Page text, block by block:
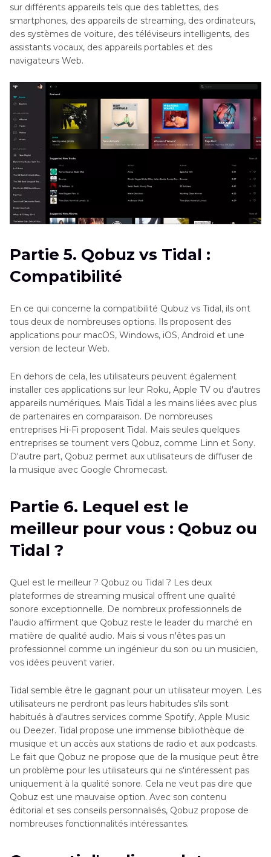
sur différents appareils tels que des tablettes, des
smartphones, des appareils de streaming, des ordinateurs,
des systèmes de voiture, des téléviseurs intelligents, des
assistants vocaux, des appareils portables et des
navigateurs Web.
Partie 5. Qobuz vs Tidal :
Compatibilité
En ce qui concerne la compatibilité Qubuz vs Tidal, ils ont
tous deux de nombreuses options. Ils proposent des
applications pour macOS, Windows, iOS, Android et une
version de lecteur Web.
En dehors de cela, les utilisateurs peuvent également
installer ces applications sur leur Roku, Apple TV ou d'autres
appareils numériques. Mais Tidal a les mains liées avec plus
de partenaires en comparaison. De nombreuses
entreprises Hi-Fi proposent Tidal. Mais seules quelques
entreprises se tournent vers Qobuz, comme Linn et Sony.
D'autre part, Qobuz permet aux utilisateurs de diffuser de
la musique avec Google Chromecast.
Partie 6. Lequel est le
meilleur pour vous : Qobuz ou
Tidal ?
Quel est le meilleur ? Qobuz ou Tidal ? Les deux
plateformes de streaming musical offrent une qualité
sonore exceptionnelle. De nombreux professionnels de
l'audio affirment que Qobuz reste le leader du marché en
matière de qualité audio. Mais si vous n'êtes pas un
professionnel comme un ingénieur du son ou un musicien,
vos idées peuvent varier.
Tidal semble être le gagnant pour un utilisateur moyen. Les
utilisateurs ne perdront pas leurs habitudes s'ils sont
habitués à d'autres services comme Spotify, Apple Music
ou Deezer. Tidal propose une immense bibliothèque de
musique et un accès aux stations de radio et aux podcasts.
Le fait que Qobuz ne propose que de la musique peut être
un problème pour les utilisateurs qui ne s'intéressent pas
uniquement à la qualité sonore. Cela ne veut pas dire que
Qobuz est une mauvaise option. Avec son contenu
éditorial et ses conseils personnalisés, Qobuz propose de
nombreuses fonctionnalités intéressantes.